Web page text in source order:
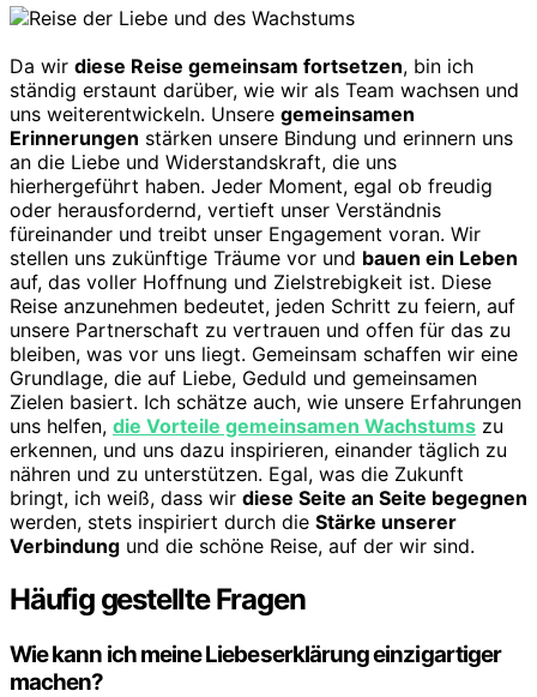
Da wir diese Reise gemeinsam fortsetzen, bin ich
ständig erstaunt darüber, wie wir als Team wachsen und
uns weiterentwickeln. Unsere gemeinsamen
Erinnerungen stärken unsere Bindung und erinnern uns
an die Liebe und Widerstandskraft, die uns
hierhergeführt haben. Jeder Moment, egal ob freudig
oder herausfordernd, vertieft unser Verständnis
füreinander und treibt unser Engagement voran. Wir
stellen uns zukünftige Träume vor und bauen ein Leben
auf, das voller Hoffnung und Zielstrebigkeit ist. Diese
Reise anzunehmen bedeutet, jeden Schritt zu feiern, auf
unsere Partnerschaft zu vertrauen und offen für das zu
bleiben, was vor uns liegt. Gemeinsam schaffen wir eine
Grundlage, die auf Liebe, Geduld und gemeinsamen
Zielen basiert. Ich schätze auch, wie unsere Erfahrungen
uns helfen, die Vorteile gemeinsamen Wachstums zu
erkennen, und uns dazu inspirieren, einander täglich zu
nähren und zu unterstützen. Egal, was die Zukunft
bringt, ich weiß, dass wir diese Seite an Seite begegnen
werden, stets inspiriert durch die Stärke unserer
Verbindung und die schöne Reise, auf der wir sind.
Häufig gestellte Fragen
Wie kann ich meine Liebeserklärung einzigartiger
machen?